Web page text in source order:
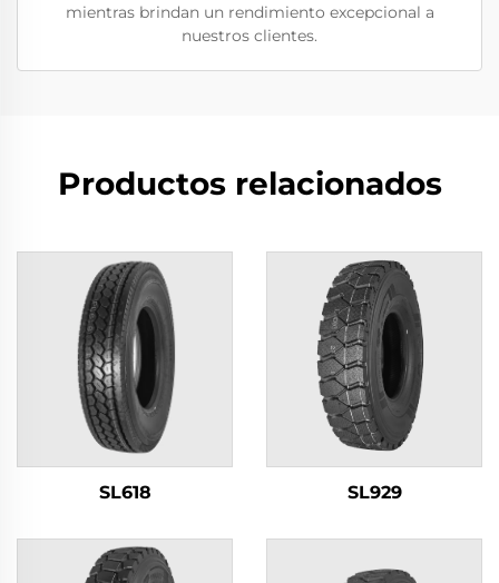
mientras brindan un rendimiento excepcional a
nuestros clientes.
Productos relacionados
SL618 SL929